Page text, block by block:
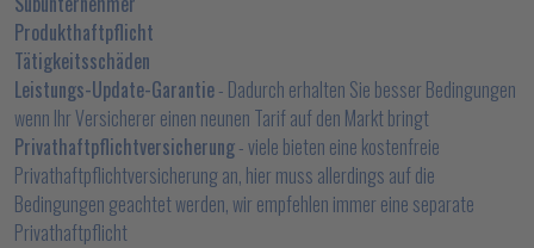
Produkthaftpflicht
Tätigkeitsschäden
Leistungs-Update-Garantie- Dadurch erhalten Sie besser Bedingungen
wenn Ihr Versicherer einen neunen Tarif auf den Markt bringt
Privathaftpflichtversicherung- viele bieten eine kostenfreie
Privathaftpflichtversicherung an, hier muss allerdings auf die
Bedingungen geachtet werden, wir empfehlen immer eine separate
Privathaftpflicht